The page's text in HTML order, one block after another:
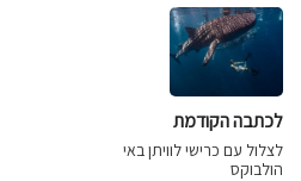
לכתבה הקודמת
לצלול עם כרישי לוויתן באי
הולבוקס